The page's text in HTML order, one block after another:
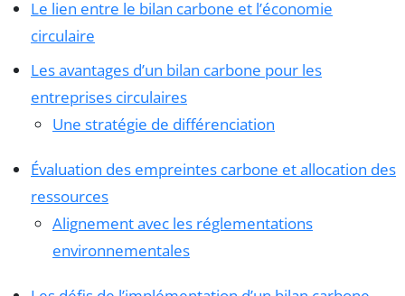
Le lien entre le bilan carbone et l’économie
circulaire
Les avantages d’un bilan carbone pour les
entreprises circulaires
Une stratégie de différenciation
Évaluation des empreintes carbone et allocation des
ressources
Alignement avec les réglementations
environnementales